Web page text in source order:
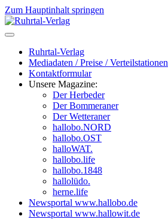
Zum Hauptinhalt springen
Ruhrtal-Verlag
Mediadaten / Preise / Verteilstationen
Kontaktformular
Unsere Magazine:
Der Herbeder
Der Bommeraner
Der Wetteraner
hallobo.NORD
hallobo.OST
halloWAT.
hallobo.life
hallobo.1848
hallolüdo.
herne.life
Newsportal www.hallobo.de
Newsportal www.hallowit.de